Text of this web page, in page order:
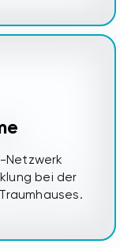
Netzwerk
bei der